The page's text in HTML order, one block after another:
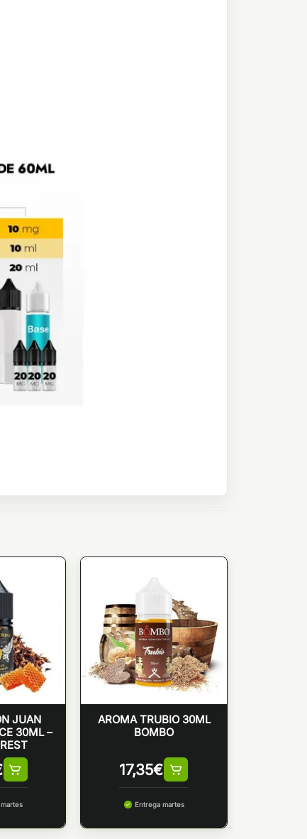
JUAN
30ML –
AROMA TRUBIO 30ML
BOMBO
17,35€
Entrega martes